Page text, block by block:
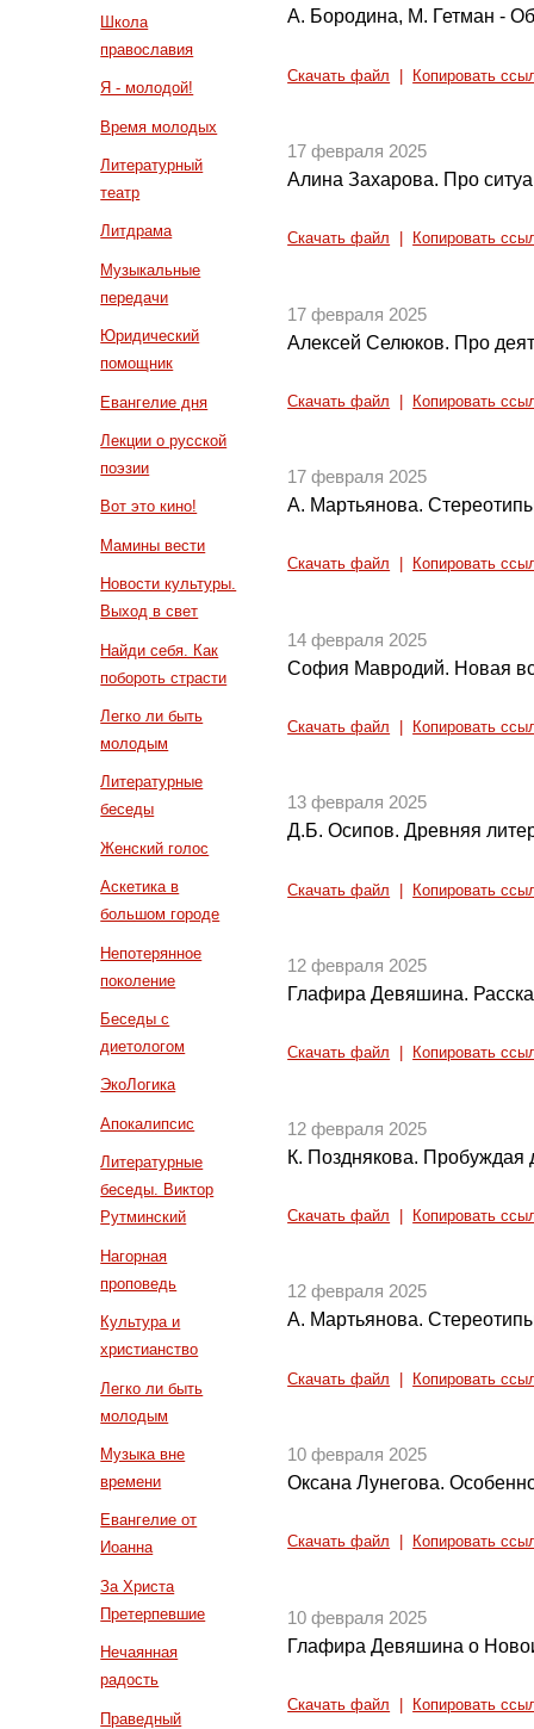
Школа
православия
Я - молодой!
Время молодых
Литературный
театр
Литдрама
Музыкальные
передачи
Юридический
помощник
Евангелие дня
Лекции о русской
поэзии
Вот это кино!
Мамины вести
Новости культуры.
Выход в свет
Найди себя. Как
побороть страсти
Легко ли быть
молодым
Литературные
беседы
Женский голос
Аскетика в
большом городе
Непотерянное
поколение
Беседы с
диетологом
ЭкоЛогика
Апокалипсис
Литературные
беседы. Виктор
Рутминский
Нагорная
проповедь
Культура и
христианство
Легко ли быть
молодым
Музыка вне
времени
Евангелие от
Иоанна
За Христа
Претерпевшие
Нечаянная
радость
Праведный
А. Бородина, М. Гетман -
Скачать файл Копировать
17 февраля 2025
Алина Захарова. Про
Скачать файл Копировать
17 февраля 2025
Алексей Селюков. Про
Скачать файл Копировать
17 февраля 2025
А. Мартьянова.
Скачать файл Копировать
14 февраля 2025
София Мавродий. Новая
Скачать файл Копировать
13 февраля 2025
Д.Б. Осипов. Древняя
Скачать файл Копировать
12 февраля 2025
Глафира Девяшина.
Скачать файл Копировать
12 февраля 2025
К. Позднякова. Пробуждая
Скачать файл Копировать
12 февраля 2025
А. Мартьянова.
Скачать файл Копировать
10 февраля 2025
Оксана Лунегова.
Скачать файл Копировать
10 февраля 2025
Глафира Девяшина о
Скачать файл Копировать